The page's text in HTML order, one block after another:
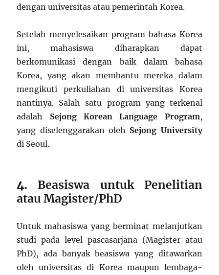
dengan universitas atau pemerintah Korea.
Setelah menyelesaikan program bahasa Korea
ini, mahasiswa diharapkan dapat
berkomunikasi dengan baik dalam bahasa
Korea, yang akan membantu mereka dalam
mengikuti perkuliahan di universitas Korea
nantinya. Salah satu program yang terkenal
adalah Sejong Korean Language Program,
yang diselenggarakan oleh Sejong University
di Seoul.
4. Beasiswa untuk Penelitian
atau Magister/PhD
Untuk mahasiswa yang berminat melanjutkan
studi pada level pascasarjana (Magister atau
PhD), ada banyak beasiswa yang ditawarkan
oleh universitas di Korea maupun lembaga-